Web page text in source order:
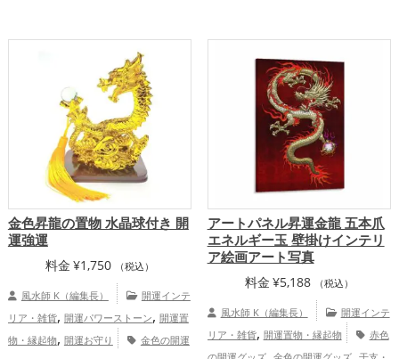
健康運アップ
金色昇龍の置物 水晶球付き 開
運強運
料金 ¥1,750 （税込）
風水師 K（編集長）
開運インテ
リア・雑貨, 開運パワーストーン, 開運置
物・縁起物, 開運お守り
金色の開運
アートパネル昇運金龍 五本爪
エネルギー玉 壁掛けインテリ
ア絵画アート写真
料金 ¥5,188 （税込）
風水師 K（編集長）
開運インテ
リア・雑貨, 開運置物・縁起物
赤色